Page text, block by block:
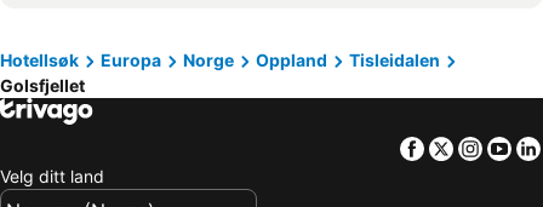
Holmenkollen
Hunderfossen
Vøringsfossen
Grünerløkka
Ullevaal Stadion
Jessheim Storsenter
Hotellsøk Europa Norge Oppland
Tisleidalen
Golsfjellet
Facebook
Twitter
Velg ditt land